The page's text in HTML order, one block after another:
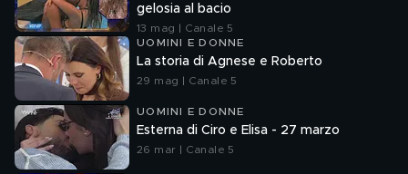
gelosia al bacio
13 mag | Canale 5
UOMINI E DONNE
La storia di Agnese e Roberto
29 mag | Canale 5
UOMINI E DONNE
Esterna di Ciro e Elisa - 27 marzo
26 mar | Canale 5